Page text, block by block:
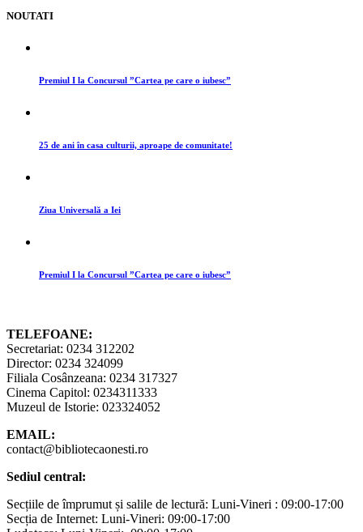
NOUTATI
Premiul I la Concursul ”Cartea pe care o iubesc”
25 de ani în casa culturii, aproape de comunitate!
Ziua Universală a Iei
Premiul I la Concursul ”Cartea pe care o iubesc”
TELEFOANE:
Secretariat: 0234 312202
Director: 0234 324099
Filiala Cosânzeana: 0234 317327
Cinema Capitol: 0234311333
Muzeul de Istorie: 023324052
EMAIL:
contact@bibliotecaonesti.ro
Sediul central:
Secțiile de împrumut și salile de lectură: Luni-Vineri : 09:00-17:00
Secția de Internet: Luni-Vineri: 09:00-17:00